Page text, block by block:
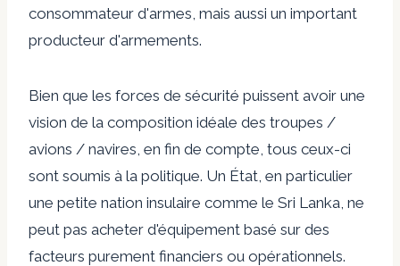
consommateur d'armes, mais aussi un important
producteur d'armements.
Bien que les forces de sécurité puissent avoir une
vision de la composition idéale des troupes /
avions / navires, en fin de compte, tous ceux-ci
sont soumis à la politique. Un État, en particulier
une petite nation insulaire comme le Sri Lanka, ne
peut pas acheter d'équipement basé sur des
facteurs purement financiers ou opérationnels.